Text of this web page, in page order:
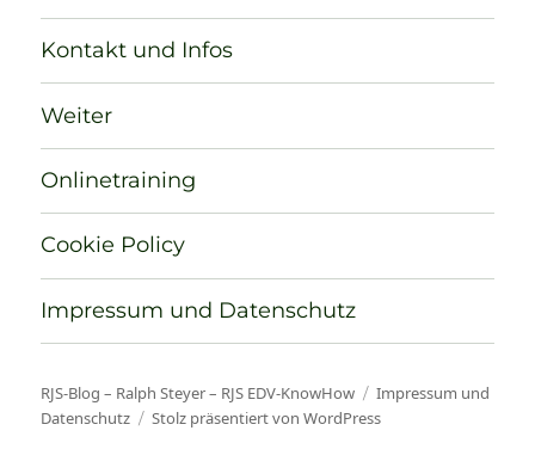
Kontakt und Infos
Weiter
Onlinetraining
Cookie Policy
Impressum und Datenschutz
RJS-Blog – Ralph Steyer – RJS EDV-KnowHow
Impressum und
Datenschutz
Stolz präsentiert von WordPress